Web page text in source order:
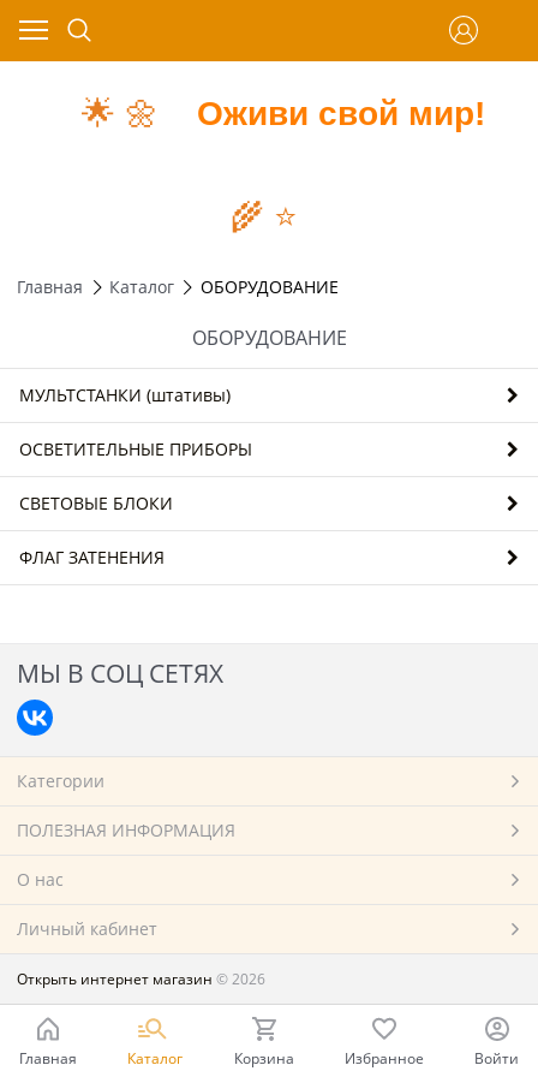
🌟 🌼 Оживи свой мир!
🌾 ⭐️
Главная Каталог ОБОРУДОВАНИЕ
ОБОРУДОВАНИЕ
МУЛЬТСТАНКИ (штативы)
ОСВЕТИТЕЛЬНЫЕ ПРИБОРЫ
СВЕТОВЫЕ БЛОКИ
ФЛАГ ЗАТЕНЕНИЯ
МЫ В СОЦ СЕТЯХ
Категории
ПОЛЕЗНАЯ ИНФОРМАЦИЯ
О нас
Личный кабинет
Открыть интернет магазин © 2026
Главная Каталог Корзина Избранное Войти